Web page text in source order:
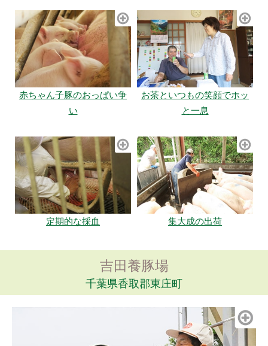
赤ちゃん子豚のおっぱい争
い
お茶といつもの笑顔でホッ
と一息
定期的な採血 集大成の出荷
吉田養豚場
千葉県香取郡東庄町